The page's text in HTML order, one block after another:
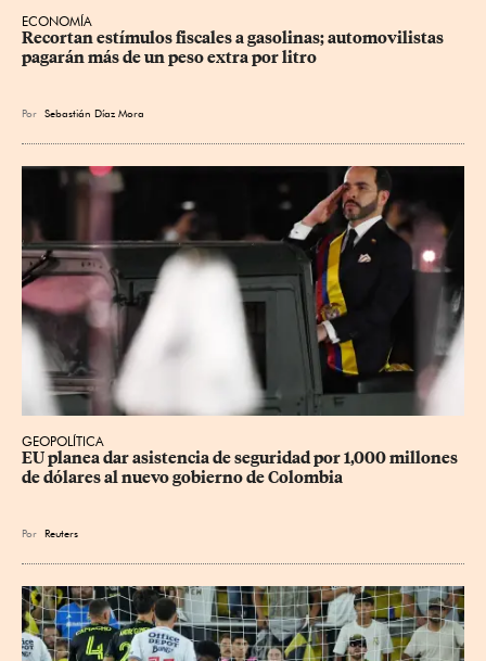
ECONOMÍA
Recortan estímulos fiscales a gasolinas; automovilistas
pagarán más de un peso extra por litro
Por Sebastián Díaz Mora
GEOPOLÍTICA
EU planea dar asistencia de seguridad por 1,000 millones
de dólares al nuevo gobierno de Colombia
Por Reuters